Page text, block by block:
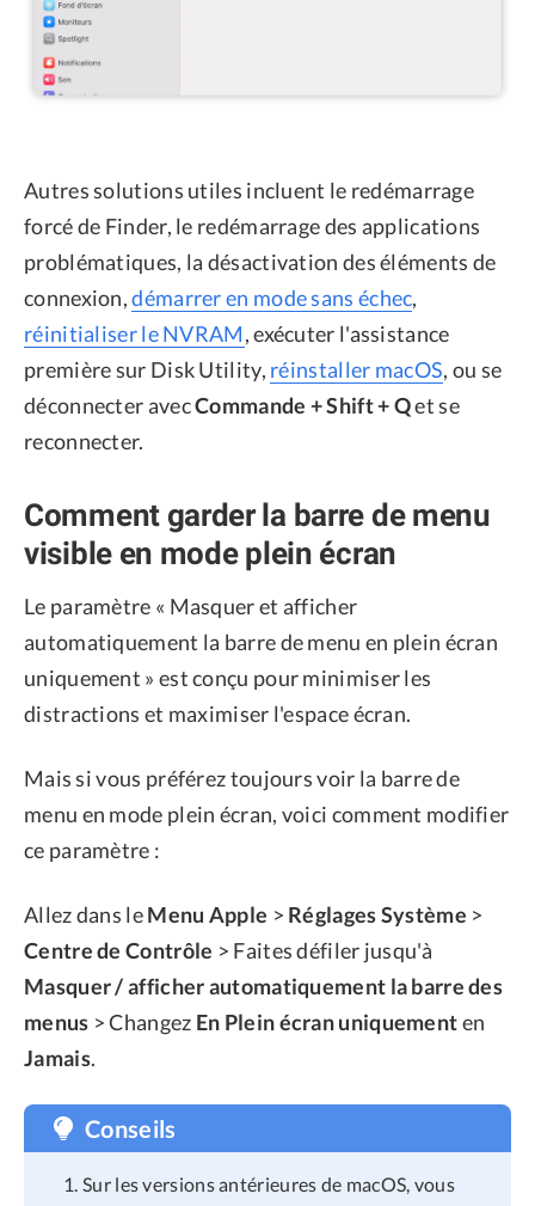
Autres solutions utiles incluent le redémarrage
forcé de Finder, le redémarrage des applications
problématiques, la désactivation des éléments de
connexion,démarrer en mode sans échec,
réinitialiser le NVRAM, exécuter l'assistance
première sur Disk Utility, réinstaller macOS, ou se
déconnecter avecCommande + Shift + Qet se
reconnecter.
Comment garder la barre de menu
visible en mode plein écran
Le paramètre « Masquer et afficher
automatiquement la barre de menu en plein écran
uniquement » est conçu pour minimiser les
distractions et maximiser l'espace écran.
Mais si vous préférez toujours voir la barre de
menu en mode plein écran, voici comment modifier
ce paramètre :
Allez dans leMenu Apple > Réglages Système >
Centre de Contrôle > Faites défiler jusqu'à
Masquer / afficher automatiquement la barre des
menus > Changez En Plein écran uniquementen
Jamais.
Conseils
Sur les versions antérieures de macOS, vous